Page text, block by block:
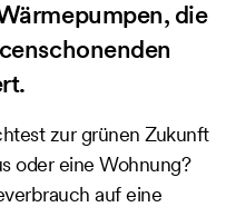
die
zur grünen Zukunft
oder eine Wohnung?
auf eine